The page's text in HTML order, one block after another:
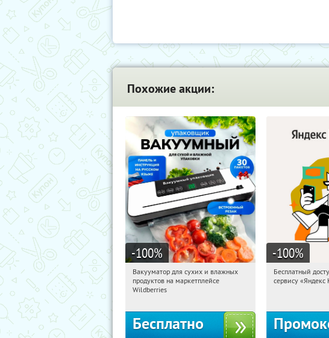
Похожие акции:
-100%
04:39:26 Получили:180
Россия
Вакууматор для сухих и влажных
продуктов на маркетплейсе
Wildberries
Бесплатно
-100%
04:39:26
Бесплатный
сервису «Яндекс